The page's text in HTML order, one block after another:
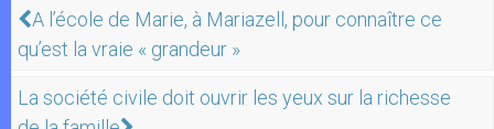
A l’école de Marie, à Mariazell, pour connaître ce
qu’est la vraie « grandeur »
La société civile doit ouvrir les yeux sur la richesse